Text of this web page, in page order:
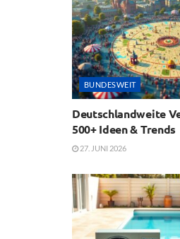
BUNDESWEIT
Deutschlandweite
500+ Ideen & Trends
27. JUNI 2026